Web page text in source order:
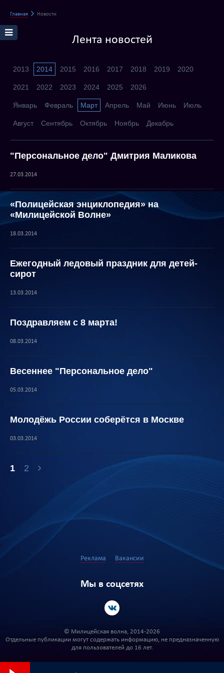
Главная Новости
Лента новостей
2013 2014 2015 2016 2017 2018 2019 2020
2021 2022 2023 2024 2025 2026
Январь Февраль Март Апрель Май Июнь Июль
Август Сентябрь Октябрь Ноябрь Декабрь
"Персональное дело" Дмитрия Маликова
27.03.2014
«Полицейская энциклопедия» на
«Милицейской Волне»
18.03.2014
Ежегодный ледовый праздник для детей-
сирот
13.03.2014
Поздравляем с 8 марта!
08.03.2014
Весеннее "Персональное дело"
05.03.2014
Молодёжь России соберётся в Москве
03.03.2014
1 2
Реклама Вакансии
Мы в соцсетях
© Милицейская волна, 2014-2026
Отдельные публикации могут содержать информацию, не предназначенную
для пользователей до 16 лет.